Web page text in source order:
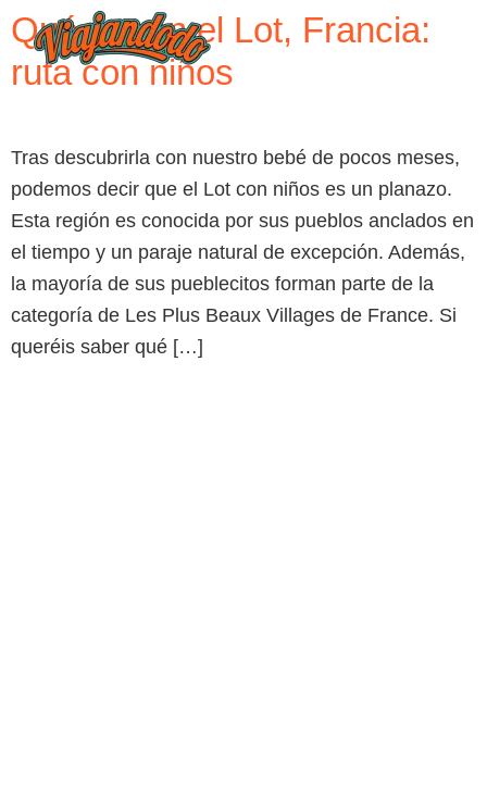
Qué ver en el Lot, Francia:
ruta con niños
Tras descubrirla con nuestro bebé de pocos meses,
podemos decir que el Lot con niños es un planazo.
Esta región es conocida por sus pueblos anclados en
el tiempo y un paraje natural de excepción. Además,
la mayoría de sus pueblecitos forman parte de la
categoría de Les Plus Beaux Villages de France. Si
queréis saber qué […]